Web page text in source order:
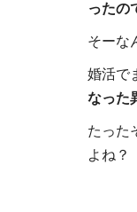
ったの
そーな
婚活で
なった
たった
よね？